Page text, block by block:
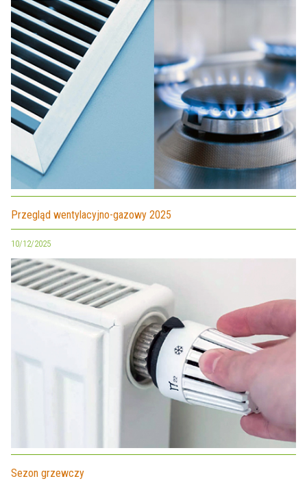
Przegląd wentylacyjno-gazowy 2025
10/12/2025
Sezon grzewczy